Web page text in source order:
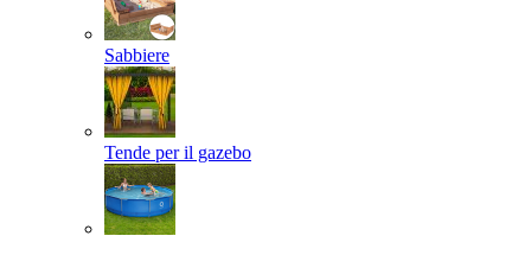
Sabbiere
Tende per il gazebo